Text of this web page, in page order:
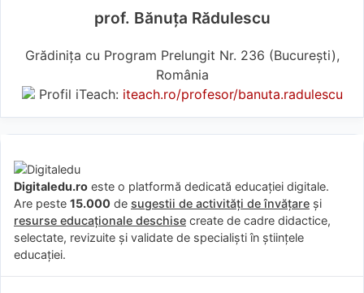
prof. Bănuța Rădulescu
Grădinița cu Program Prelungit Nr. 236 (Bucureşti),
România
Profil iTeach: iteach.ro/profesor/banuta.radulescu
Digitaledu.ro este o platformă dedicată educației digitale.
Are peste 15.000 de sugestii de activități de învățare și
resurse educaționale deschise create de cadre didactice,
selectate, revizuite și validate de specialiști în științele
educației.